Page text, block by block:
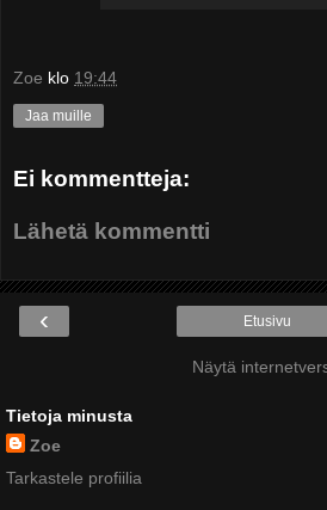
Zoe klo 19:44
Jaa muille
Ei kommentteja:
Lähetä kommentti
‹ Etusivu
Näytä
Tietoja minusta
Zoe
Tarkastele profiilia